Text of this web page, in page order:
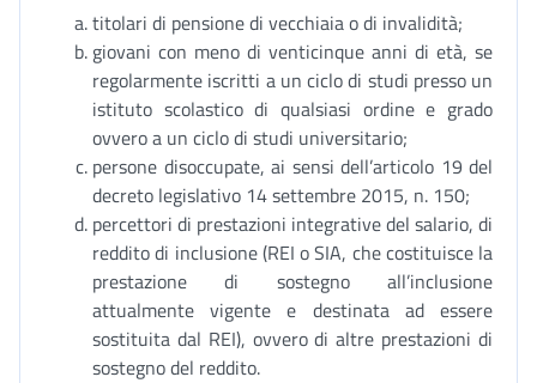
titolari di pensione di vecchiaia o di invalidità;
giovani con meno di venticinque anni di età, se
regolarmente iscritti a un ciclo di studi presso un
istituto scolastico di qualsiasi ordine e grado
ovvero a un ciclo di studi universitario;
persone disoccupate, ai sensi dell’articolo 19 del
decreto legislativo 14 settembre 2015, n. 150;
percettori di prestazioni integrative del salario, di
reddito di inclusione (REI o SIA, che costituisce la
prestazione di sostegno all’inclusione
attualmente vigente e destinata ad essere
sostituita dal REI), ovvero di altre prestazioni di
sostegno del reddito.